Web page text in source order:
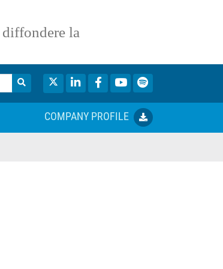
la
Twitter LinkedIn FacebookYouTube
COMPANY PROFILE